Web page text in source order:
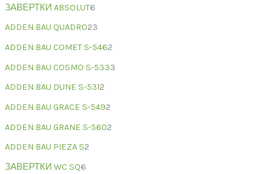
ЗАВЕРТКИ ABSOLUT6
ADDEN BAU QUADRO23
ADDEN BAU COMET S-5462
ADDEN BAU COSMO S-5333
ADDEN BAU DUNE S-5312
ADDEN BAU GRACE S-5492
ADDEN BAU GRANE S-5602
ADDEN BAU PIEZA S2
ЗАВЕРТКИ WC SQ6